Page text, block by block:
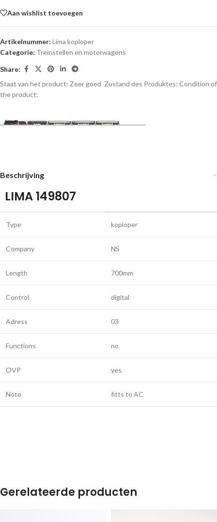
Aan wishlist toevoegen
Artikelnummer: Lima koploper
Categorie: Treinstellen en motorwagens
Share:
Staat van het product: Zeer goed Zustand des Produktes: Condition of
the product:
Beschrijving
LIMA 149807
Type koploper
Company NS
Length 700mm
Control digital
Adress 03
Functions no
OVP yes
Note fitts to AC
Gerelateerde producten